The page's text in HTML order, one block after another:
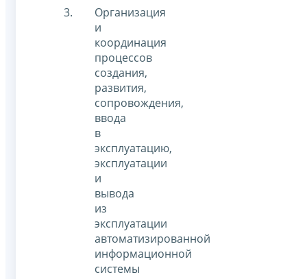
Организация
и
координация
процессов
создания,
развития,
сопровождения,
ввода
в
эксплуатацию,
эксплуатации
и
вывода
из
эксплуатации
автоматизированной
информационной
системы